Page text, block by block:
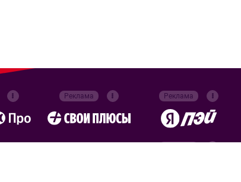
Реклама Реклама